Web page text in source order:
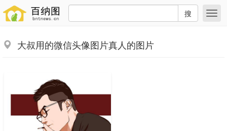
搜
大叔用的微信头像图片真人的图片